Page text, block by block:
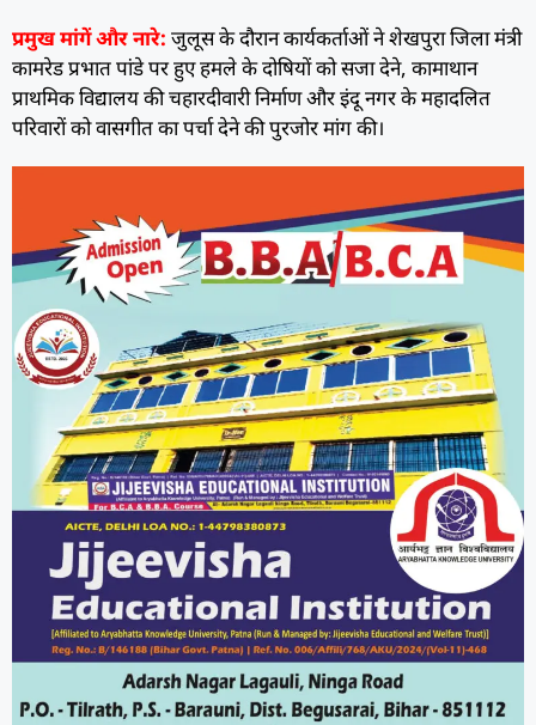
प्रमुख मांगें और नारे: जुलूस के दौरान कार्यकर्ताओं ने शेखपुरा जिला मंत्री
कामरेड प्रभात पांडे पर हुए हमले के दोषियों को सजा देने, कामाथान
प्राथमिक विद्यालय की चहारदीवारी निर्माण और इंदू नगर के महादलित
परिवारों को वासगीत का पर्चा देने की पुरजोर मांग की।